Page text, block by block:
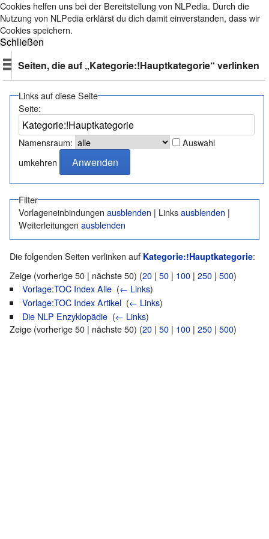
Cookies helfen uns bei der Bereitstellung von NLPedia. Durch die
Nutzung von NLPedia erklärst du dich damit einverstanden, dass wir
Cookies speichern.
Seiten, die auf „Kategorie:!Hauptkategorie“ verlinken
Links auf diese Seite
Seite:
Namensraum:
Auswahl
umkehren
Filter
Vorlageneinbindungenausblenden | Linksausblenden |
Weiterleitungenausblenden
Die folgenden Seiten verlinken auf Kategorie:!Hauptkategorie:
Zeige (vorherige 50 | nächste 50) (20 | 50 | 100 | 250 | 500)
Vorlage:TOC Index Alle (← Links)
Vorlage:TOC Index Artikel (← Links)
Die NLP Enzyklopädie (← Links)
Zeige (vorherige 50 | nächste 50) (20 | 50 | 100 | 250 | 500)